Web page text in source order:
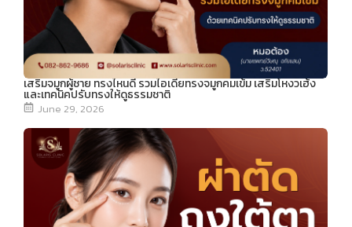
เสริมจมูกผู้ชาย ทรงไหนดี รวมไอเดียทรงจมูกคมเข้ม เสริมโหงวเฮ้ง
และเทคนิคปรับทรงให้ดูธรรมชาติ
June 29, 2026